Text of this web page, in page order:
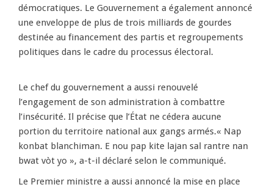
démocratiques. Le Gouvernement a également annoncé
une enveloppe de plus de trois milliards de gourdes
destinée au financement des partis et regroupements
politiques dans le cadre du processus électoral.
Le chef du gouvernement a aussi renouvelé
l’engagement de son administration à combattre
l’insécurité. Il précise que l’État ne cédera aucune
portion du territoire national aux gangs armés.« Nap
konbat blanchiman. E nou pap kite lajan sal rantre nan
bwat vòt yo », a-t-il déclaré selon le communiqué.
Le Premier ministre a aussi annoncé la mise en place